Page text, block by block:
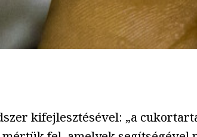
kifejlesztésével: „a